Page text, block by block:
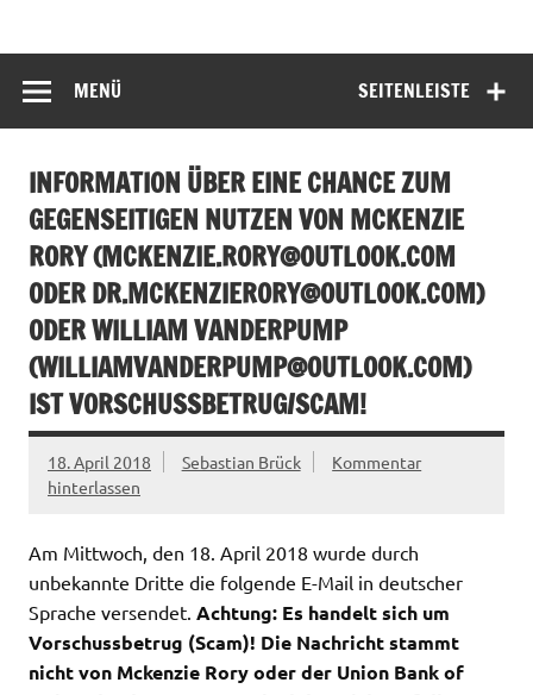
SEITENLEISTE
MENÜ
INFORMATION ÜBER EINE CHANCE ZUM
GEGENSEITIGEN NUTZEN VON MCKENZIE
RORY (MCKENZIE.RORY@OUTLOOK.COM
ODERDR.MCKENZIERORY@OUTLOOK.COM)
ODER WILLIAM VANDERPUMP
(WILLIAMVANDERPUMP@OUTLOOK.COM)
IST VORSCHUSSBETRUG/SCAM!
18. April 2018 Sebastian Brück
Kommentar
hinterlassen
Am Mittwoch, den 18. April 2018 wurde durch
unbekannte Dritte die folgende E-Mail in deutscher
Sprache versendet. Achtung: Es handelt sich um
Vorschussbetrug (Scam)! Die Nachricht stammt
nicht von Mckenzie Rory oder der Union Bank of